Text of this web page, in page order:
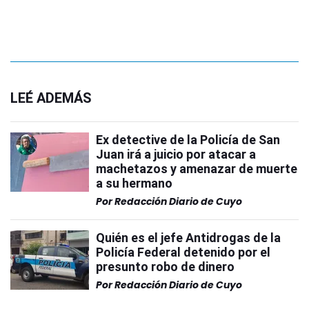
LEÉ ADEMÁS
Ex detective de la Policía de San
Juan irá a juicio por atacar a
machetazos y amenazar de muerte
a su hermano
PorRedacción Diario de Cuyo
Quién es el jefe Antidrogas de la
Policía Federal detenido por el
presunto robo de dinero
PorRedacción Diario de Cuyo